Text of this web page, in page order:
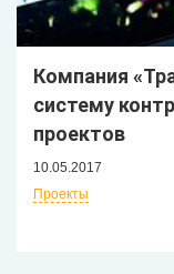
Компания
систему
проектов
10.05.2017
Проекты